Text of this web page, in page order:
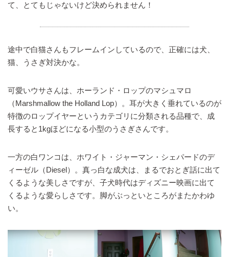
て、とてもじゃないけど決められません！
途中で白猫さんもフレームインしているので、正確には犬、
猫、うさぎ対決かな。
可愛いウサさんは、ホーランド・ロップのマシュマロ
（Marshmallow the Holland Lop）。耳が大きく垂れているのが
特徴のロップイヤーというカテゴリに分類される品種で、成
長すると1kgほどになる小型のうさぎさんです。
一方の白ワンコは、ホワイト・ジャーマン・シェパードのデ
ィーゼル（Diesel）。真っ白な成犬は、まるでおとぎ話に出て
くるような美しさですが、子犬時代はディズニー映画に出て
くるような愛らしさです。脚がぶっといところがまたかわゆ
い。